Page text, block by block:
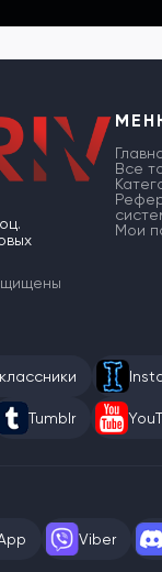
Все
Мои
Tumblr
Viber